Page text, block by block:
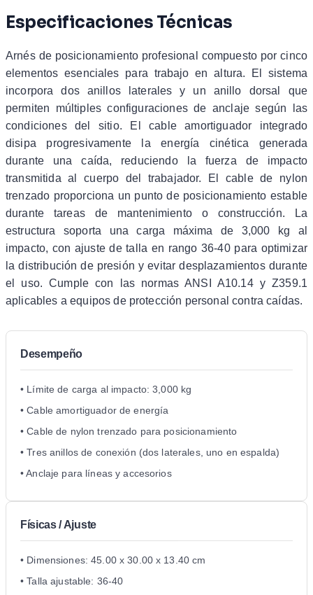
Especificaciones Técnicas
Arnés de posicionamiento profesional compuesto por cinco
elementos esenciales para trabajo en altura. El sistema
incorpora dos anillos laterales y un anillo dorsal que
permiten múltiples configuraciones de anclaje según las
condiciones del sitio. El cable amortiguador integrado
disipa progresivamente la energía cinética generada
durante una caída, reduciendo la fuerza de impacto
transmitida al cuerpo del trabajador. El cable de nylon
trenzado proporciona un punto de posicionamiento estable
durante tareas de mantenimiento o construcción. La
estructura soporta una carga máxima de 3,000 kg al
impacto, con ajuste de talla en rango 36-40 para optimizar
la distribución de presión y evitar desplazamientos durante
el uso. Cumple con las normas ANSI A10.14 y Z359.1
aplicables a equipos de protección personal contra caídas.
Desempeño
• Límite de carga al impacto: 3,000 kg
• Cable amortiguador de energía
• Cable de nylon trenzado para posicionamiento
• Tres anillos de conexión (dos laterales, uno en espalda)
• Anclaje para líneas y accesorios
Físicas / Ajuste
• Dimensiones: 45.00 x 30.00 x 13.40 cm
• Talla ajustable: 36-40